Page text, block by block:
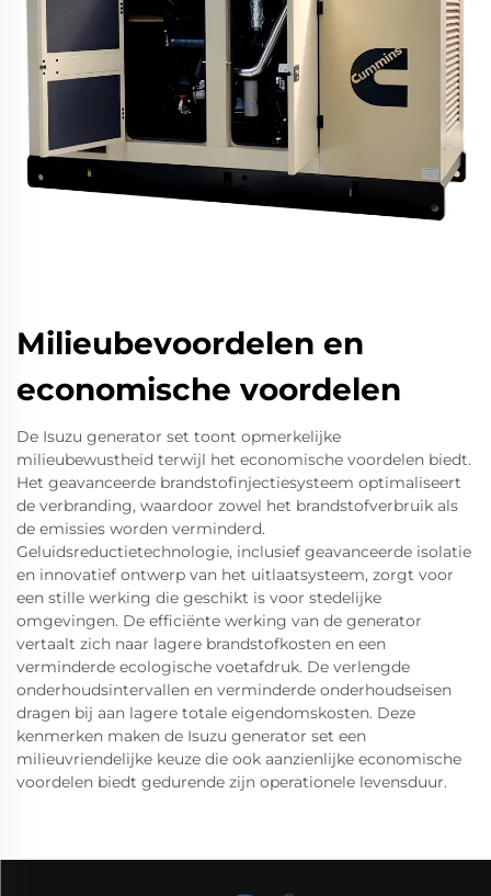
Milieubevoordelen en
economische voordelen
De Isuzu generator set toont opmerkelijke
milieubewustheid terwijl het economische voordelen biedt.
Het geavanceerde brandstofinjectiesysteem optimaliseert
de verbranding, waardoor zowel het brandstofverbruik als
de emissies worden verminderd.
Geluidsreductietechnologie, inclusief geavanceerde isolatie
en innovatief ontwerp van het uitlaatsysteem, zorgt voor
een stille werking die geschikt is voor stedelijke
omgevingen. De efficiënte werking van de generator
vertaalt zich naar lagere brandstofkosten en een
verminderde ecologische voetafdruk. De verlengde
onderhoudsintervallen en verminderde onderhoudseisen
dragen bij aan lagere totale eigendomskosten. Deze
kenmerken maken de Isuzu generator set een
milieuvriendelijke keuze die ook aanzienlijke economische
voordelen biedt gedurende zijn operationele levensduur.